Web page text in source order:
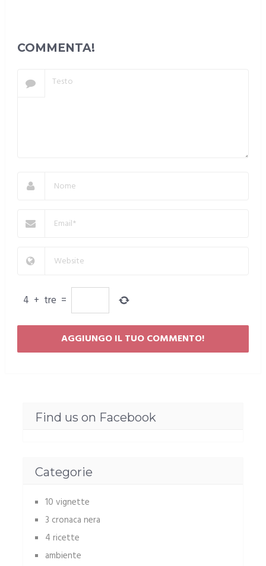
COMMENTA!
4 + tre =
Find us on Facebook
Categorie
10 vignette
3 cronaca nera
4 ricette
ambiente